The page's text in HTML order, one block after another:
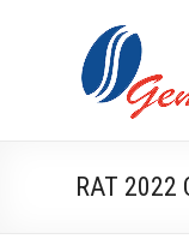
Masyarakat
Swadaya
dan Mandiri
RAT 2022